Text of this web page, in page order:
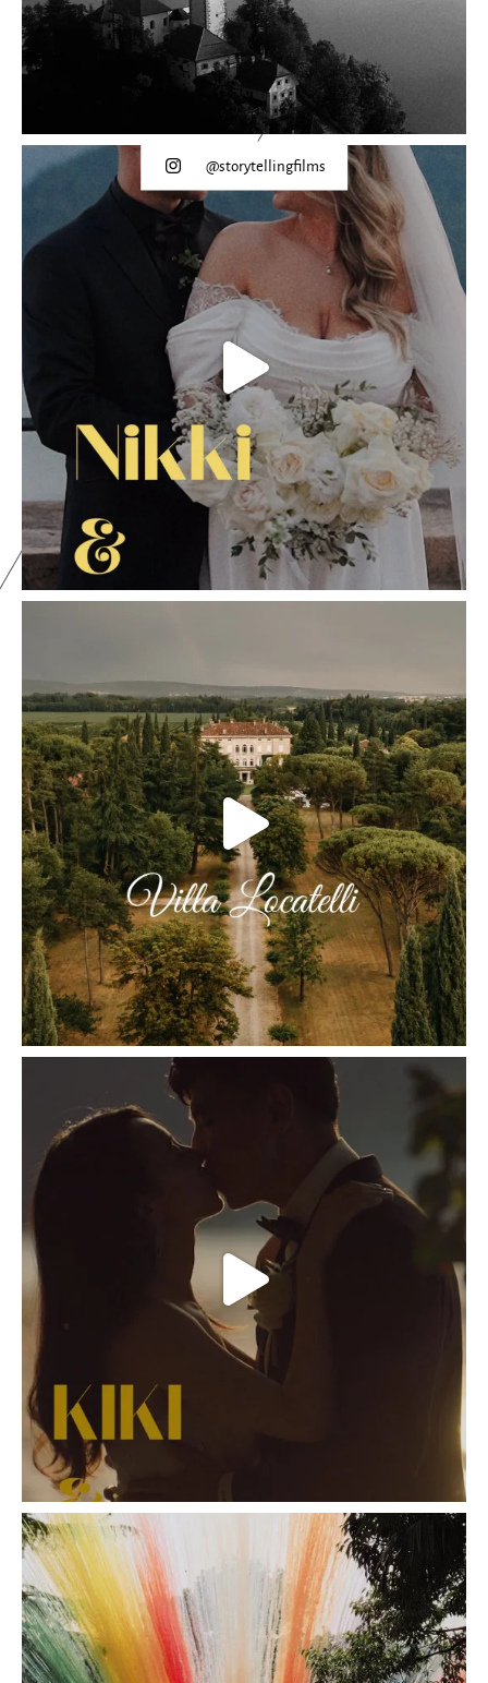
@storytellingfilms